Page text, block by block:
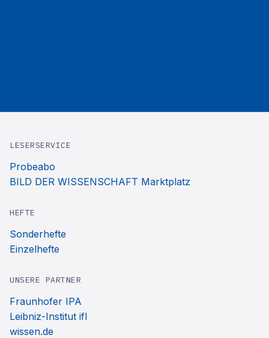
LESERSERVICE
Probeabo
BILD DER WISSENSCHAFT Marktplatz
HEFTE
Sonderhefte
Einzelhefte
UNSERE PARTNER
Fraunhofer IPA
Leibniz-Institut ifl
wissen.de